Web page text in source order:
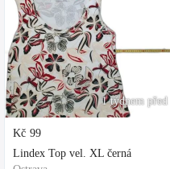
1 týdnem před
Kč 99
Lindex Top vel. XL černá